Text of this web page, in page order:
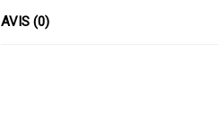
AVIS (0)